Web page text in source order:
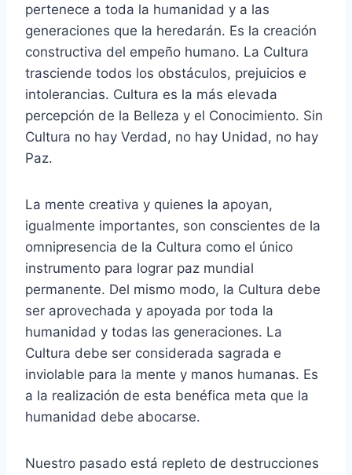
pertenece a toda la humanidad y a las
generaciones que la heredarán. Es la creación
constructiva del empeño humano. La Cultura
trasciende todos los obstáculos, prejuicios e
intolerancias. Cultura es la más elevada
percepción de la Belleza y el Conocimiento. Sin
Cultura no hay Verdad, no hay Unidad, no hay
Paz.
La mente creativa y quienes la apoyan,
igualmente importantes, son conscientes de la
omnipresencia de la Cultura como el único
instrumento para lograr paz mundial
permanente. Del mismo modo, la Cultura debe
ser aprovechada y apoyada por toda la
humanidad y todas las generaciones. La
Cultura debe ser considerada sagrada e
inviolable para la mente y manos humanas. Es
a la realización de esta benéfica meta que la
humanidad debe abocarse.
Nuestro pasado está repleto de destrucciones